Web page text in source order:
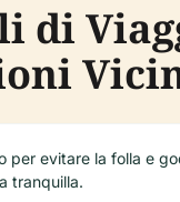
di
per evitare la folla e
tranquilla.